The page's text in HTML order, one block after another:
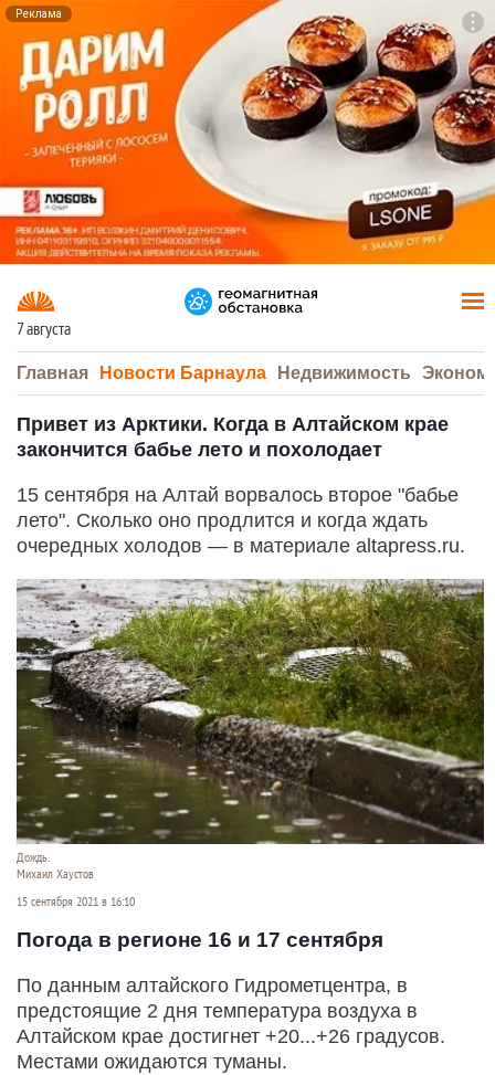
Реклама
7 августа
Главная Новости Барнаула Недвижимость
Привет из Арктики. Когда в Алтайском крае
закончится бабье лето и похолодает
15 сентября на Алтай ворвалось второе "бабье
лето". Сколько оно продлится и когда ждать
очередных холодов — в материале altapress.ru.
Дождь.
Михаил Хаустов
15 сентября 2021 в 16:10
Погода в регионе 16 и 17 сентября
По данным алтайского Гидрометцентра, в
предстоящие 2 дня температура воздуха в
Алтайском крае достигнет +20...+26 градусов.
Местами ожидаются туманы.